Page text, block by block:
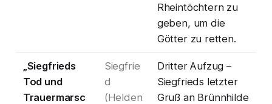
Rheintöchtern zu
geben, um die
Götter zu retten.
„Siegfrieds
Tod und
Trauermarsc
Siegfrie
d
(Helden
Dritter Aufzug –
Siegfrieds letzter
Gruß an Brünnhilde